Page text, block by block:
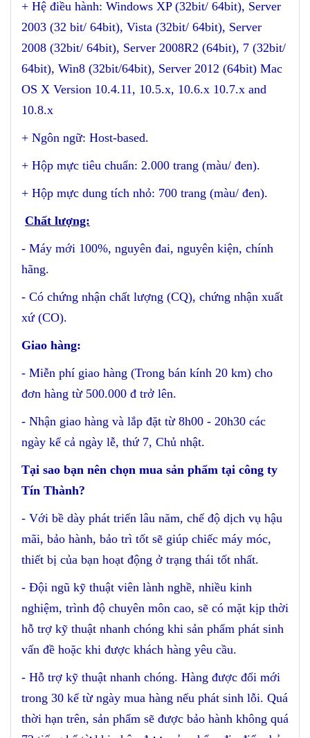
+ Hệ điều hành: Windows XP (32bit/ 64bit), Server
2003 (32 bit/ 64bit), Vista (32bit/ 64bit), Server
2008 (32bit/ 64bit), Server 2008R2 (64bit), 7 (32bit/
64bit), Win8 (32bit/64bit), Server 2012 (64bit) Mac
OS X Version 10.4.11, 10.5.x, 10.6.x 10.7.x and
10.8.x
+ Ngôn ngữ: Host-based.
+ Hộp mực tiêu chuẩn: 2.000 trang (màu/ đen).
+ Hộp mực dung tích nhỏ: 700 trang (màu/ đen).
Chất lượng:
- Máy mới 100%, nguyên đai, nguyên kiện, chính
hãng.
- Có chứng nhận chất lượng (CQ), chứng nhận xuất
xứ (CO).
Giao hàng:
- Miễn phí giao hàng (Trong bán kính 20 km) cho
đơn hàng từ 500.000 đ trở lên.
- Nhận giao hàng và lắp đặt từ 8h00 - 20h30 các
ngày kể cả ngày lễ, thứ 7, Chủ nhật.
Tại sao bạn nên chọn mua sản phẩm tại công ty
Tín Thành?
- Với bề dày phát triển lâu năm, chế độ dịch vụ hậu
mãi, bảo hành, bảo trì tốt sẽ giúp chiếc máy móc,
thiết bị của bạn hoạt động ở trạng thái tốt nhất.
- Đội ngũ kỹ thuật viên lành nghề, nhiều kinh
nghiệm, trình độ chuyên môn cao, sẽ có mặt kịp thời
hỗ trợ kỹ thuật nhanh chóng khi sản phẩm phát sinh
vấn đề hoặc khi được khách hàng yêu cầu.
- Hỗ trợ kỹ thuật nhanh chóng. Hàng được đổi mới
trong 30 kể từ ngày mua hàng nếu phát sinh lỗi. Quá
thời hạn trên, sản phẩm sẽ được bảo hành không quá